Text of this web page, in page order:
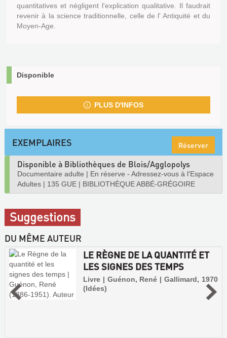
quantitatives et négligent l'explication qualitative. Il faudrait
revenir à la science traditionnelle, celle de l' Antiquité et du
Moyen-Age.
Disponible
PLUS D'INFOS
EXEMPLAIRES Réserver
Disponible à Bibliothèques de Blois/Agglopolys
Documentaire adulte | En réserve - Adressez-vous à l'Espace
Adultes | 135 GUE | BIBLIOTHÈQUE ABBÉ-GRÉGOIRE
Suggestions
DU MÊME AUTEUR
LE RÈGNE DE LA QUANTITÉ ET
LES SIGNES DES TEMPS
Livre | Guénon, René | Gallimard, 1970
(Idées)